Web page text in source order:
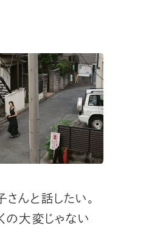
んと話したい。
の大変じゃない